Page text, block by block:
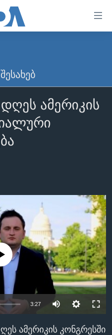
ამერიკის
currently available
3:27
ამერიკის კონგრესში